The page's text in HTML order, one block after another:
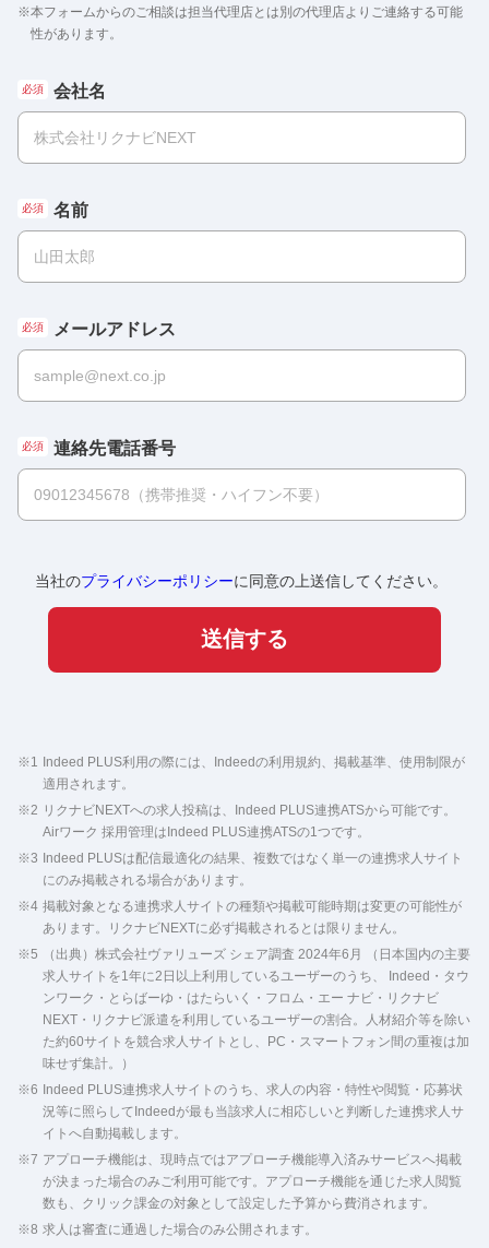
※本フォームからのご相談は担当代理店とは別の代理店よりご連絡する可能
性があります。
会社名
名前
メールアドレス
連絡先電話番号
当社のプライバシーポリシーに同意の上送信してください。
送信する
※1 Indeed PLUS利用の際には、Indeedの利用規約、掲載基準、使用制限が
適用されます。
※2 リクナビNEXTへの求人投稿は、Indeed PLUS連携ATSから可能です。
Airワーク 採用管理はIndeed PLUS連携ATSの1つです。
※3 Indeed PLUSは配信最適化の結果、複数ではなく単一の連携求人サイト
にのみ掲載される場合があります。
※4 掲載対象となる連携求人サイトの種類や掲載可能時期は変更の可能性が
あります。リクナビNEXTに必ず掲載されるとは限りません。
※5
（出典）株式会社ヴァリューズ シェア調査 2024年6月 （日本国内の主要
求人サイトを1年に2日以上利用しているユーザーのうち、 Indeed・タウ
ンワーク・とらばーゆ・はたらいく・フロム・エー ナビ・リクナビ
NEXT・リクナビ派遣を利用しているユーザーの割合。人材紹介等を除い
た約60サイトを競合求人サイトとし、PC・スマートフォン間の重複は加
味せず集計。）
※6 Indeed PLUS連携求人サイトのうち、求人の内容・特性や閲覧・応募状
況等に照らしてIndeedが最も当該求人に相応しいと判断した連携求人サ
イトへ自動掲載します。
※7 アプローチ機能は、現時点ではアプローチ機能導入済みサービスへ掲載
が決まった場合のみご利用可能です。アプローチ機能を通じた求人閲覧
数も、クリック課金の対象として設定した予算から費消されます。
※8 求人は審査に通過した場合のみ公開されます。